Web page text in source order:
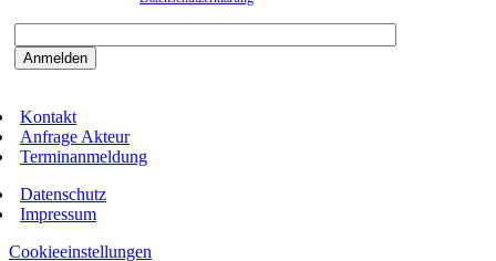
Kontakt
Anfrage Akteur
Terminanmeldung
Datenschutz
Impressum
Cookieeinstellungen